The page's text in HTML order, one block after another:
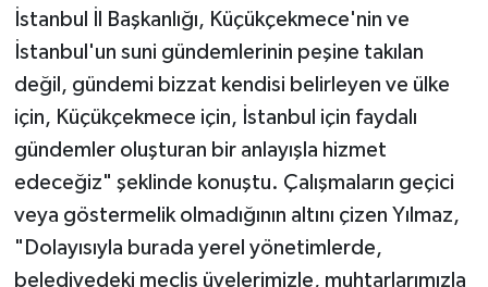
İstanbul İl Başkanlığı, Küçükçekmece'nin ve
İstanbul'un suni gündemlerinin peşine takılan
değil, gündemi bizzat kendisi belirleyen ve ülke
için, Küçükçekmece için, İstanbul için faydalı
gündemler oluşturan bir anlayışla hizmet
edeceğiz" şeklinde konuştu. Çalışmaların geçici
veya göstermelik olmadığının altını çizen Yılmaz,
"Dolayısıyla burada yerel yönetimlerde,
belediyedeki meclis üyelerimizle, muhtarlarımızla